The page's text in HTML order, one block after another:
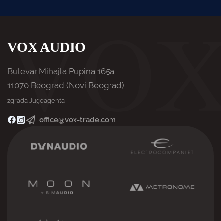
VOX AUDIO
Bulevar Mihajla Pupina 165a
11070 Beograd (Novi Beograd)
zgrada Jugoagenta
office@vox-trade.com